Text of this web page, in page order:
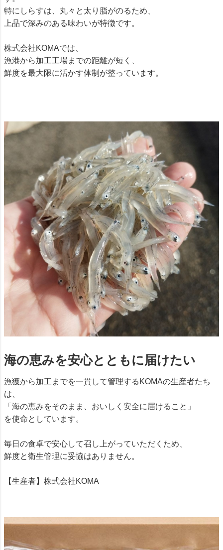
特にしらすは、丸々と太り脂がのるため、
上品で深みのある味わいが特徴です。
株式会社KOMAでは、
漁港から加工工場までの距離が短く、
鮮度を最大限に活かす体制が整っています。
海の恵みを安心とともに届けたい
漁獲から加工までを一貫して管理するKOMAの生産者たち
は、
「海の恵みをそのまま、おいしく安全に届けること」
を使命としています。
毎日の食卓で安心して召し上がっていただくため、
鮮度と衛生管理に妥協はありません。
【生産者】株式会社KOMA